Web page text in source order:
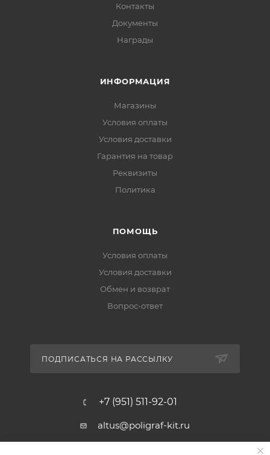
Контакты
Документы
Награды
ИНФОРМАЦИЯ
Магазины
Условия оплаты
Условия доставки
Гарантия на товар
Реквизиты
Политика
ПОМОЩЬ
Условия оплаты
Условия доставки
Обмен и возврат
Вопрос-ответ
ПОДПИСАТЬСЯ НА РАССЫЛКУ
+7 (951) 511-92-01
altus@poligraf-kit.ru